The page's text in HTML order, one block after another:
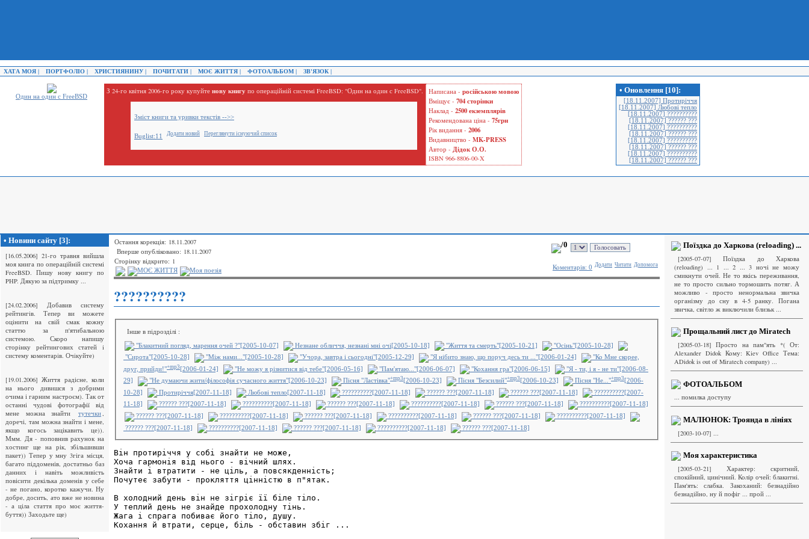
ХАТА МОЯ | ПОРТФОЛІО | ХРИСТИЯНИНУ | ПОЧИТАТИ | МОЄ ЖИТТЯ | ФОТОАЛЬБОМ | ЗВ'ЯЗОК |
Один на один с FreeBSD
З 24-го квітня 2006-го року купуйте нову книгу по операційній системі FreeBSD: "Один на один с FreeBSD".
Зміст книги та уривки текстів -->>
Buglist:11 Додати новий Переглянути існуючий список
Написана - російською мовою
Вміщує - 704 сторінки
Наклад - 2500 екземплярів
Рекомендована ціна - 75грн
Рік видання - 2006
Видавництво - MK-PRESS
Автор - Дідок О.О.
ISBN 966-8806-00-X
• Оновлення [10]:
[18.11.2007] Протиріччя
[18.11.2007] Любові тепло
[18.11.2007] ??????????
[18.11.2007] ?????? ???
[18.11.2007] ??????????
[18.11.2007] ?????? ???
[18.11.2007] ??????????
[18.11.2007] ?????? ???
[18.11.2007] ??????????
[18.11.2007] ?????? ???
• Новини сайту [3]:
[16.05.2006] 21-го травня вийшла
моя книга по операційній системі
FreeBSD. Пишу нову книгу по
PHP. Дякую за підтримку ...
[24.02.2006] Добавив систему
рейтингiв. Тепер ви можете
оцiнити на свiй смак кожну
статтю за п'ятибальною
системою. Скоро напишу
сторiнку рейтингових статей i
систему коментарiв. Очiкуйте)
[19.01.2006] Життя радісне, коли
на нього дивишся з добрими
очима і гарним настроєм). Так от
останні чудові фотографії від
мене можна знайти
тутечки,
доречі, там можна знайти і мене,
якщо когось зацікавить це)).
Ммм. Дя - поповнив рахунок на
хостинг ще на рік, збільшивши
пакет)) Тепер у мну 3гіга місця,
багато піддоменів, достатньо баз
данних і навіть можливість
повісити декілька доменів у себе
- не погано, коротко кажучи. Ну
добре, досить, ато вже не новина
- а ціла стаття про моє життя-
буття)) Заходьте ще)
Остання корекція: 18.11.2007 /0
Вперше опубліковано: 18.11.2007
Сторінку відкрито: 1
Коментарiв: 0 Додати Читати Допомога
МОЄ ЖИТТЯ Моя поезія
??????????
Інше в підрозділі :
"Блакитний погляд, марення очей ?"[2005-10-07] Незнане обличчя, незнані мні очі[2005-10-18] "Життя та смерть"[2005-10-21]
"Осінь"[2005-10-28]
"Сирота"[2005-10-28]
"Між нами..."[2005-10-28] "Учора, завтра і сьогодні"[2005-12-29] "Я нібито знаю, що поруч десь ти ..."[2006-01-24]
"Ко Мне скорее,
друг, прийди!"+mp3 [2006-01-24] "Не можу я різнитися від тебе"[2006-05-16] "Пам'ятаю..."[2006-06-07] "Кохання гра"[2006-06-15]
"Я - ти, і я - не ти"[2006-08-
29]
"Не думаючи жити/філософія сучасного життя"[2006-10-23] Пісня "Ластівка"+mp3 [2006-10-23] Пісня "Безсилий"+mp3 [2006-10-23] Пісня "Не..."+mp3 [2006-
10-28]
Протиріччя[2007-11-18] Любові тепло[2007-11-18] ??????????[2007-11-18] ?????? ???[2007-11-18] ?????? ???[2007-11-18]
??????????[2007-
11-18]
?????? ???[2007-11-18] ??????????[2007-11-18] ?????? ???[2007-11-18] ??????????[2007-11-18] ?????? ???[2007-11-18]
??????????[2007-11-18]
?????? ???[2007-11-18]
??????????[2007-11-18] ?????? ???[2007-11-18] ??????????[2007-11-18] ?????? ???[2007-11-18]
??????????[2007-11-18]
?????? ???[2007-11-18]
??????????[2007-11-18] ?????? ???[2007-11-18] ??????????[2007-11-18] ?????? ???[2007-11-18]
Він протиріччя у собі знайти не може,
Хоча гармонія від нього - вічний шлях.
Знайти і втратити - не ціль, а повсякденність;
Почутеє забути - прокляття цінністю в п"ятак.
В холодний день він не зігріє її біле тіло.
У теплий день не знайде прохолодну тінь.
Жага і спрага побиває його тіло, душу.
Кохання й втрати, серце, біль - обставин збіг ...
Поїздка до Харкова (reloading) ...
[2005-07-07] Поїздка до Харкова
(reloading) ... 1 ... 2 ... 3 ночі не можу
смикнути очей. Не то якісь переживання,
не то просто сильно тормошить потяг. А
можливо - просто ненормальна звичка
організму до сну в 4-5 ранку. Погана
звичка, світло ж виключили близьк ...
Прощальний лист до Miratech
[2005-03-18] Просто на пам"ять *( От:
Alexander Didok Кому: Kiev Office Тема:
ADidok is out of Miratech company) ...
ФОТОАЛЬБОМ
... помилка доступу
МАЛЮНОК: Троянда в лініях
[2003-10-07] ...
Моя характеристика
[2005-03-21] Характер: скритний,
спокійний, цинічний. Колір очей: блакитні.
Пам'ять: слабка. Закоханий: безнадійно
безнадійно, ну й пофіг ... прой ...